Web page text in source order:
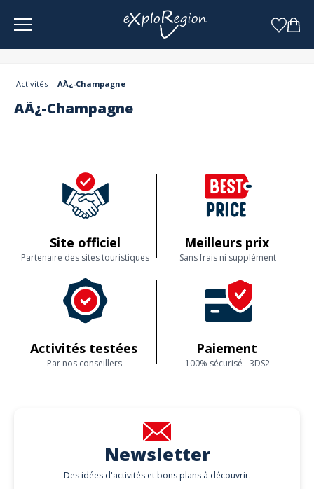
Panneau de gestion des cookies
Activités AÃ¿-Champagne
AÃ¿-Champagne
Site officiel
Partenaire des sites touristiques
Meilleurs prix
Sans frais ni supplément
Activités testées
Par nos conseillers
Paiement
100% sécurisé - 3DS2
Newsletter
Des idées d'activités et bons plans à découvrir.